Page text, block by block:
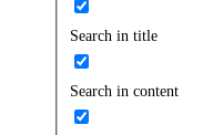
Search in title
Search in content